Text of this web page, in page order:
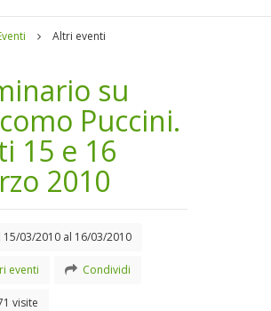
Altri eventi
su
Puccini.
15 e 16
2010
15/03/2010 al 16/03/2010
eventi Condividi
visite